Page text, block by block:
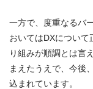
一方で、度重なるバ
おいてはDXについて
り組みが順調とは言
まえたうえで、今後
込まれています。